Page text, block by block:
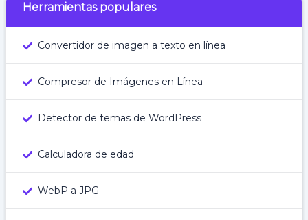
Herramientas populares
Convertidor de imagen a texto en línea
Compresor de Imágenes en Línea
Detector de temas de WordPress
Calculadora de edad
WebP a JPG